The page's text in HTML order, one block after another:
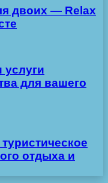
двоих — Relax
для вашего
отдыха и